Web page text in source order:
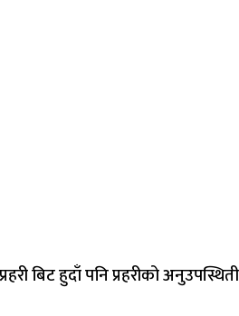
बिट हुदाँ पनि प्रहरीको